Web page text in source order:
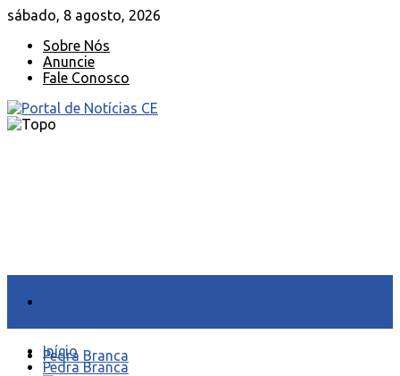
sábado, 8 agosto, 2026
Sobre Nós
Anuncie
Fale Conosco
Pedra Branca
Início
Pedra Branca